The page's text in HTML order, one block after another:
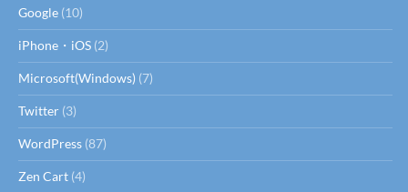
Google (10)
iPhone・iOS (2)
Microsoft(Windows) (7)
Twitter (3)
WordPress (87)
Zen Cart (4)